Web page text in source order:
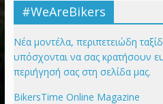
#WeAreBikers
Νέα μοντέλα, περιπετειώδη
υπόσχονται να σας κρατήσουν
περιήγησή σας στη σελίδα μας.
BikersTime Online Magazine